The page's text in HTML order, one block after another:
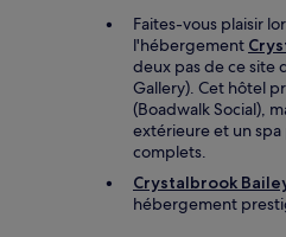
Faites-vous plaisir
l'hébergement
deux pas de ce site
Gallery). Cet hôtel
(Boadwalk Social),
extérieure et un
complets.
Crystalbrook
hébergement